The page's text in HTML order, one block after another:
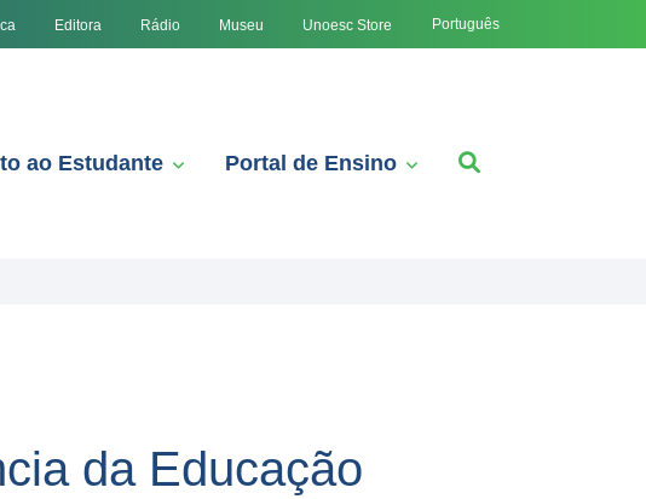
Editora Rádio Museu Unoesc Store Português
ao Estudante Portal de Ensino
da Educação